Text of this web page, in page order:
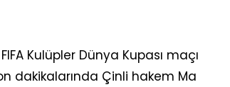
Kulüpler Dünya Kupası maçı
dakikalarında Çinli hakem Ma